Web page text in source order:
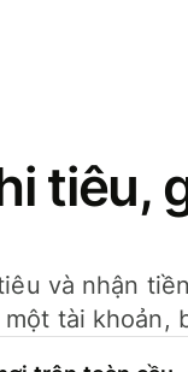
tiêu,
và nhận
tài khoản,